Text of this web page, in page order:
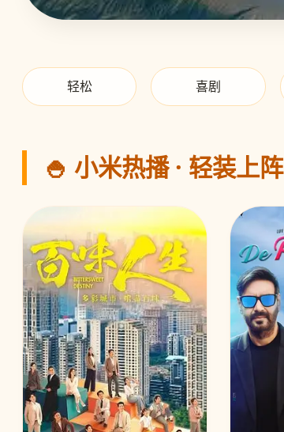
轻松 喜剧
🍚 小米热播 · 轻装上阵